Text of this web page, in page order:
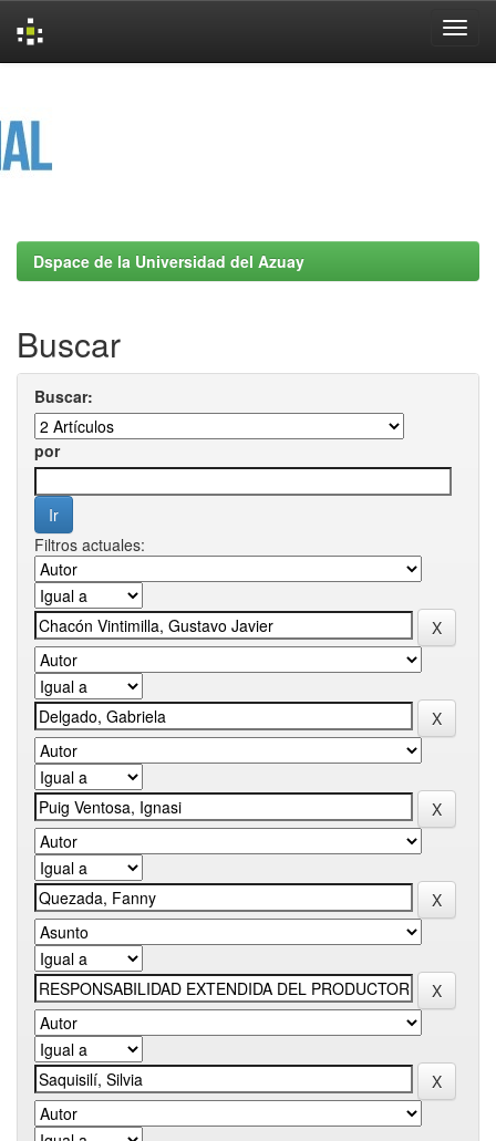
Dspace de la Universidad del Azuay
Buscar
Buscar:
por
Filtros actuales: